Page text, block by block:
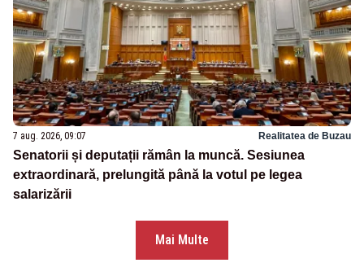
7 aug. 2026, 09:07 Realitatea de Buzau
Senatorii și deputații rămân la muncă. Sesiunea
extraordinară, prelungită până la votul pe legea
salarizării
Mai Multe